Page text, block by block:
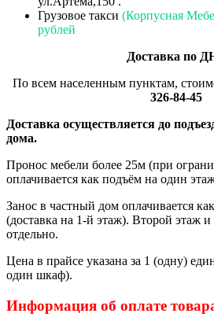
Грузовое такси (Корпусная
рублей
Доставка по
По всем населенным пунктам,
326-84-45
Доставка осуществляется до
дома.
Пронос мебели более 25м (при
оплачивается как подъём на один
Занос в частный дом оплачивается
(доставка на 1-й этаж). Второй этаж
отдельно.
Цена в прайсе указана за 1 (одну)
один шкаф).
Информация об оплате